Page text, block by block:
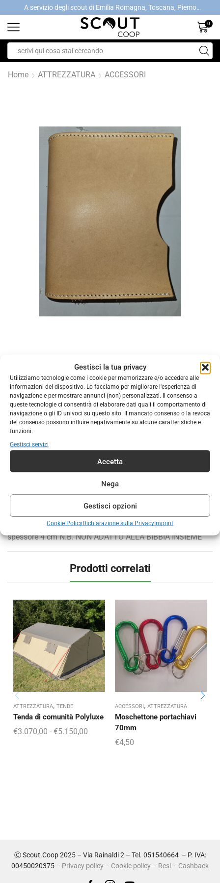
Gestisci la tua privacy
Utilizziamo tecnologie come i cookie per memorizzare e/o accedere alle
informazioni del dispositivo. Lo facciamo per migliorare l'esperienza di
navigazione e per mostrare annunci (non) personalizzati. Il consenso a
queste tecnologie ci consentirà di elaborare dati quali il comportamento di
navigazione o gli ID univoci su questo sito. Il mancato consenso o la revoca
del consenso possono influire negativamente su alcune caratteristiche e
funzioni.
Gestisci servizi
Accetta
Nega
Gestisci opzioni
Cookie PolicyDichiarazione sulla PrivacyImprint
A servizio degli scout di Emilia Romagna, Toscana, Piemonte, Valle d'Aosta- Gratis la spedizione con ordini > €40
0
Home ATTREZZATURA ACCESSORI
Porta bibbia in cuoio
€12,00
porta bibbia in cuoio
COD:800000028322
Categorie:ACCESSORI
SOL GROUP SOCIETÀ COOPERATIVA
INFORMAZIONI AGGIUNTIVE
Fodero per custodire la Bibbia misura : 15 X 11 cm
spessore 4 cm N.B. NON ADATTO ALLA BIBBIA INSIEME
Prodotti correlati
ATTREZZATURA, TENDE
Tenda di comunità Polyluxe
€3.070,00 - €5.150,00
ACCESSORI, ATTREZZATURA
Moschettone portachiavi
70mm
€4,50
Ⓒ Scout.Coop 2025 – Via Rainaldi 2 – Tel. 051540664 – P. IVA:
00450020375 – Privacy policy – Cookie policy – Resi – Cashback